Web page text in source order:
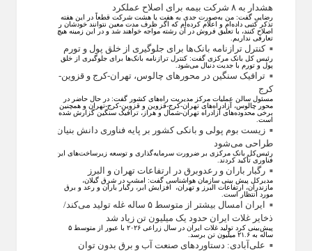
هشدار به ۸ شرکت‌ بیمه برای اصلاح عملکرد
رضایی گفت: من به‌صورت جدی به هفت یا هشت شرکت قطعاً در این هفته
تذکر کتبی داده‌ام و اعلام کرده‌ام که اگر ظرف مدت معین نتوانند خودشان را
اصلاح کنند، با تعلیق فروش در آن رشته مواجه خواهند شد و در این زمینه هیچ
تعارفی نداریم.
کنترل ترازنامه بانک‌ها برای جلوگیری از خلق پول و تورم
رئیس کل بانک مرکزی گفت: کنترل ترازنامه بانک‌ها برای جلوگیری از خلق
پول و تورم با جدیت دنبال می‌شود.
ترافیک سنگین در محورهای چالوس، تهران-کرج و قزوین-
کرج
مسئول سالن عملیات مرکز مدیریت راه‌های کشور گفت: در حال حاضر در
محور چالوس، آزادراه‌های تهران-کرج-قزوین و قزوین-کرج-تهران و همچنین
برخی محدوده‌های آزادراه تهران-شمال و هراز، ترافیک سنگین گزارش شده
است.
زیست بوم پولی و بانکی کشور بر پایه فناوری دانش بنیان
طراحی می‌شود
رئیس‌کل بانک مرکزی بر ضرورت سرمایه‌گذاری و توسعه زیرساخت‌های این
فناوری تأکید کردند.
رگبار باران و رعدوبرق در ارتفاعات تهران و البرز
مدیرکل پیش بینی سازمان هواشناسی گفت: امشب در شرق گیلان،
مازندران، ارتفاعات البرز و تهران، افزایش ابر، رگبار باران و رعد و برق
مورد انتظار است.
ایران امسال بیشتر از متوسط ۵ ساله غله تولید می‌کند/
ذخایر غلات ایران حدود یک میلیون تن زیاد شد
پیش‌بینی کرد تولید غلات ایران در سال زراعی ۲۰۲۶ با عبور از متوسط ۵
ساله به ۲۱.۶ میلیون تن برسد.
علی‌آبادی: دستاورد‌های صنعت آب و برق بدون توان